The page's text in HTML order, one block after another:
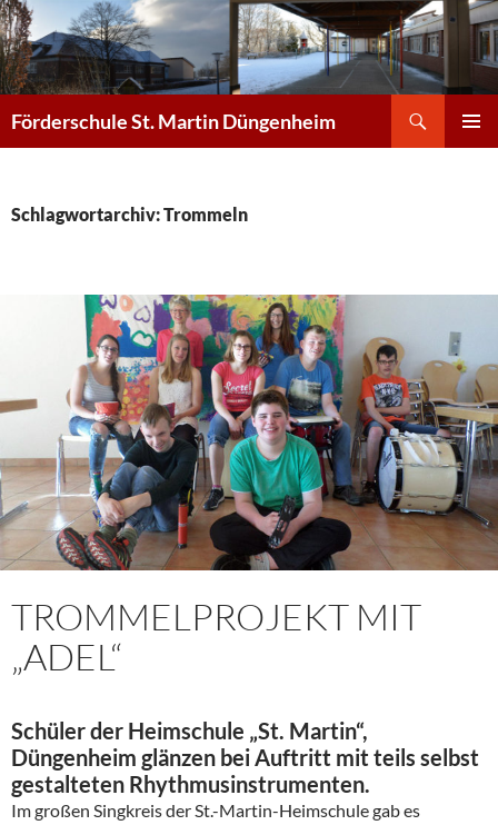
Zum
Inhalt
springen
Förderschule St. Martin Düngenheim
Schlagwortarchiv: Trommeln
TROMMELPROJEKT MIT
„ADEL“
Schüler der Heimschule „St. Martin“,
Düngenheim glänzen bei Auftritt mit teils selbst
gestalteten Rhythmusinstrumenten.
Im großen Singkreis der St.-Martin-Heimschule gab es